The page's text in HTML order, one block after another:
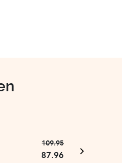
109.95Ursprünglicher
Preis
87.96
Aktueller
Preis